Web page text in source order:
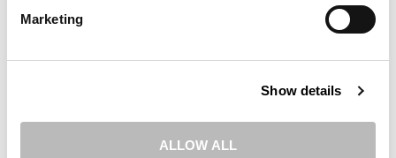
Marketing
Show details
ALLOW ALL
Obligatoriska
fält är märkta*